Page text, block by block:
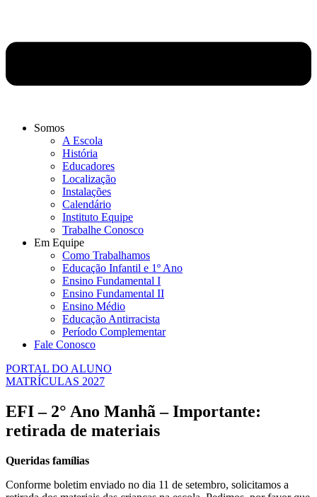
Somos
A Escola
História
Educadores
Localização
Instalações
Calendário
Instituto Equipe
Trabalhe Conosco
Em Equipe
Como Trabalhamos
Educação Infantil e 1º Ano
Ensino Fundamental I
Ensino Fundamental II
Ensino Médio
Educação Antirracista
Período Complementar
Fale Conosco
PORTAL DO ALUNO
MATRÍCULAS 2027
EFI – 2° Ano Manhã – Importante:
retirada de materiais
Queridas famílias
Conforme boletim enviado no dia 11 de setembro, solicitamos a